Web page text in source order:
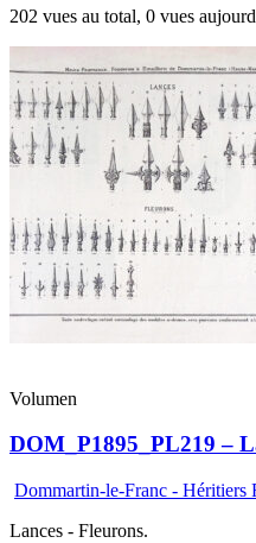
202 vues au total, 0 vues
Volumen
DOM_P1895_PL219 –
Dommartin-le-Franc - Héritiers
Lances - Fleurons.